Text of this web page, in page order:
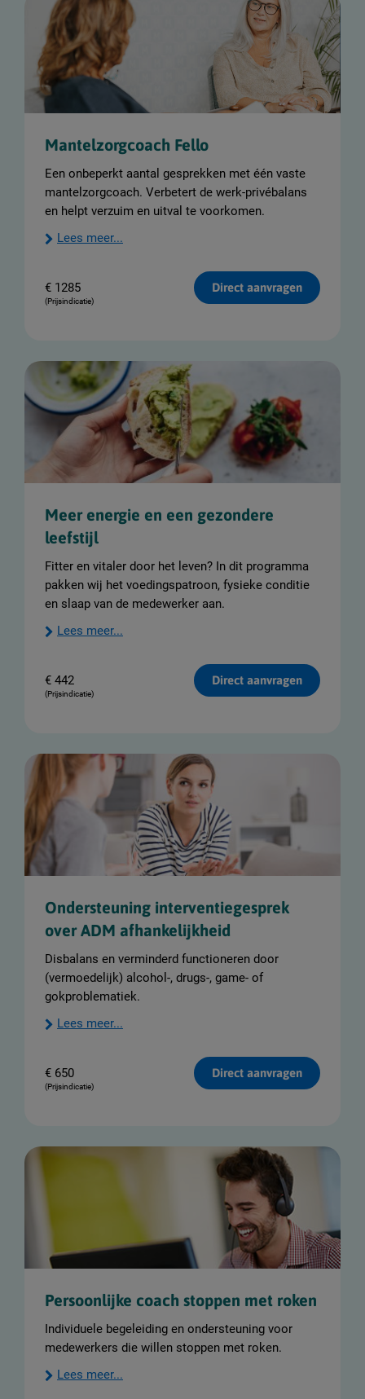
Mantelzorgcoach Fello
Een onbeperkt aantal gesprekken met één vaste
mantelzorgcoach. Verbetert de werk-privébalans
en helpt verzuim en uitval te voorkomen.
Lees meer...
€ 1285
(Prijsindicatie)
Direct aanvragen
Meer energie en een gezondere
leefstijl
Fitter en vitaler door het leven? In dit programma
pakken wij het voedingspatroon, fysieke conditie
en slaap van de medewerker aan.
Lees meer...
€ 442
(Prijsindicatie)
Direct aanvragen
Ondersteuning interventiegesprek
over ADM afhankelijkheid
Disbalans en verminderd functioneren door
(vermoedelijk) alcohol-, drugs-, game- of
gokproblematiek.
Lees meer...
€ 650
(Prijsindicatie)
Direct aanvragen
Persoonlijke coach stoppen met roken
Individuele begeleiding en ondersteuning voor
medewerkers die willen stoppen met roken.
Lees meer...